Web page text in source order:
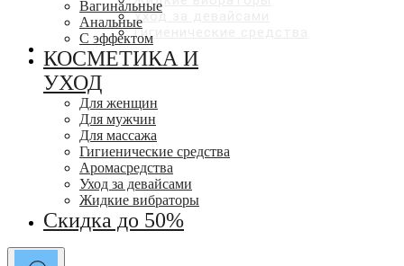
Уход за девайсами
Гигиенические средства
СКИДКИ ДО 50%
Вагинальные
Анальные
С эффектом
КОСМЕТИКА И
УХОД
Для женщин
Для мужчин
Для массажа
Гигиенические средства
Аромасредства
Уход за девайсами
Жидкие вибраторы
Скидка до 50%